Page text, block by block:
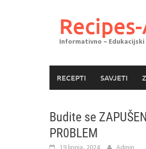
Informativno –
RECEPTI SAVJETI
Budite se
PR0BLEM
19 lipnja, 2024 Admin